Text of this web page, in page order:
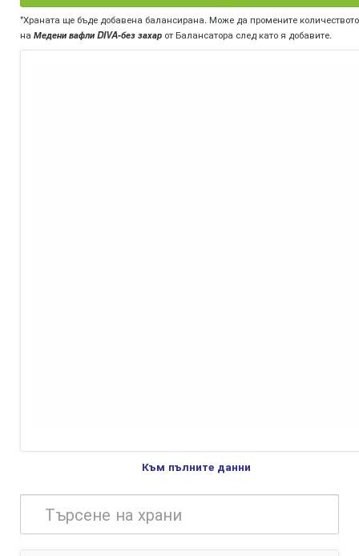
*Храната ще бъде добавена балансирана. Може да промените количеството
на Медени вафли DIVA-без захар от Балансатора след като я добавите.
Към пълните данни